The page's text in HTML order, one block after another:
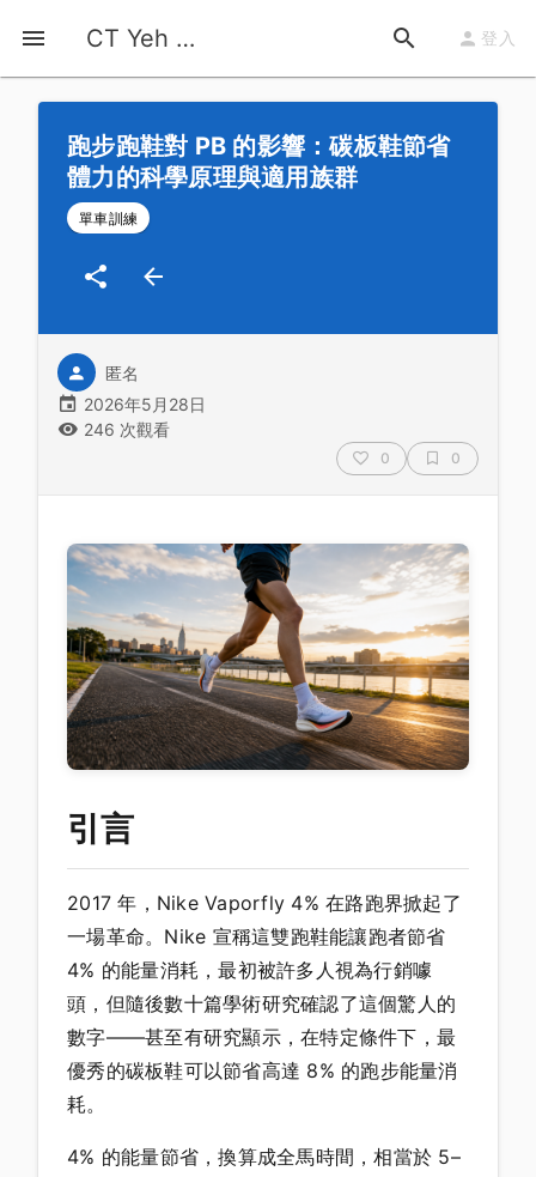
CT Yeh 公路車基地 登入
首頁 運動知識
跑步跑鞋對 PB 的影響：碳板鞋節省
體力的科學原理與適用族群
單車訓練
匿名
2026年5月28日
246 次觀看
0 0
引言
2017 年，Nike Vaporfly 4% 在路跑界掀起了
一場革命。Nike 宣稱這雙跑鞋能讓跑者節省
4% 的能量消耗，最初被許多人視為行銷噱
頭，但隨後數十篇學術研究確認了這個驚人的
數字——甚至有研究顯示，在特定條件下，最
優秀的碳板鞋可以節省高達 8% 的跑步能量消
耗。
4% 的能量節省，換算成全馬時間，相當於 5–